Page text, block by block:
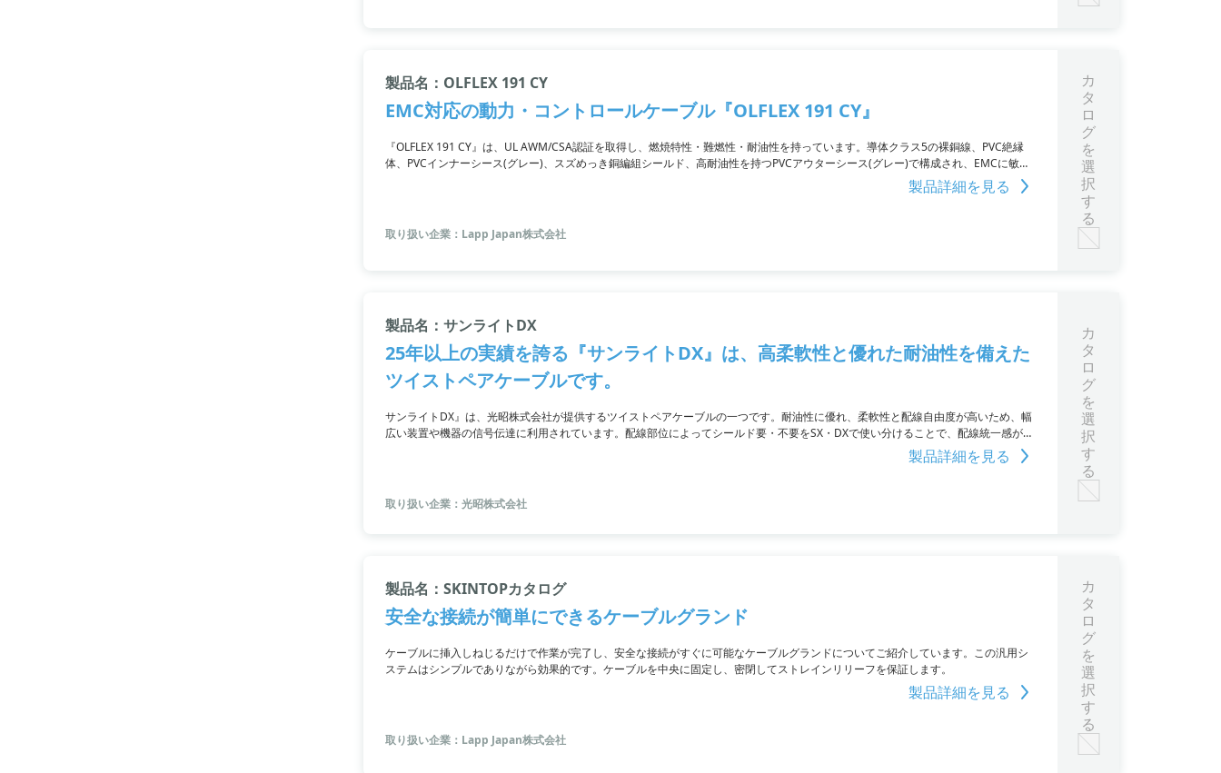
製品名：OLFLEX 191 CY
EMC対応の動力・コントロールケーブル『OLFLEX 191 CY』
『OLFLEX 191 CY』は、UL AWM/CSA認証を取得し、燃焼特性・難燃性・耐油性を持っています。導体クラス5の裸銅線、PVC絶縁
体、PVCインナーシース(グレー)、スズめっき銅編組シールド、高耐油性を持つPVCアウターシース(グレー)で構成され、EMCに敏感
な環境での使用に適しています。乾燥した屋内や湿気のある環境で使用でき、固定設置や一時的な柔軟性が必要な動作にも対応して
製品詳細を見る
取り扱い企業：Lapp Japan株式会社
カ
タ
ロ
グ
を
選
択
す
る
製品名：サンライトDX
25年以上の実績を誇る『サンライトDX』は、高柔軟性と優れた耐油性を備えた
ツイストペアケーブルです。
サンライトDX』は、光昭株式会社が提供するツイストペアケーブルの一つです。耐油性に優れ、柔軟性と配線自由度が高いため、幅
広い装置や機器の信号伝達に利用されています。配線部位によってシールド要・不要をSX・DXで使い分けることで、配線統一感が生
まれ、装置品質感も向上。UL AWM取得済みであり、北米向けにも安心して使用できます。豊富なサイズの在庫ラインナップも魅力
製品詳細を見る
取り扱い企業：光昭株式会社
カ
タ
ロ
グ
を
選
択
す
る
製品名：SKINTOPカタログ
安全な接続が簡単にできるケーブルグランド
ケーブルに挿入しねじるだけで作業が完了し、安全な接続がすぐに可能なケーブルグランドについてご紹介しています。この汎用シ
ステムはシンプルでありながら効果的です。ケーブルを中央に固定し、密閉してストレインリリーフを保証します。
製品詳細を見る
取り扱い企業：Lapp Japan株式会社
カ
タ
ロ
グ
を
選
択
す
る